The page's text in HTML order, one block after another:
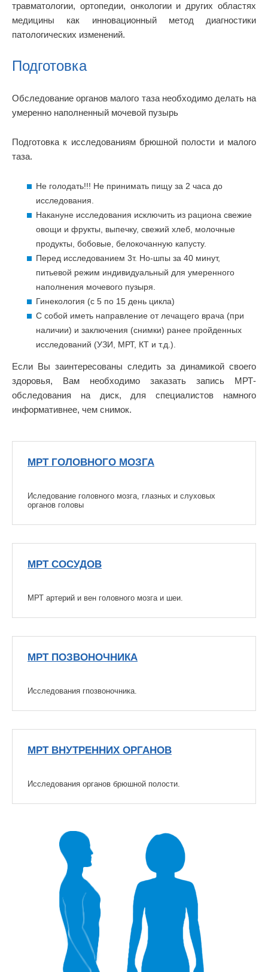
травматологии, ортопедии, онкологии и других областях
медицины как инновационный метод диагностики
патологических изменений.
Подготовка
Обследование органов малого таза необходимо делать на
умеренно наполненный мочевой пузырь
Подготовка к исследованиям брюшной полости и малого
таза.
Не голодать!!! Не принимать пищу за 2 часа до
исследования.
Накануне исследования исключить из рациона свежие
овощи и фрукты, выпечку, свежий хлеб, молочные
продукты, бобовые, белокочанную капусту.
Перед исследованием 3т. Но-шпы за 40 минут,
питьевой режим индивидуальный для умеренного
наполнения мочевого пузыря.
Гинекология (с 5 по 15 день цикла)
С собой иметь направление от лечащего врача (при
наличии) и заключения (снимки) ранее пройденных
исследований (УЗИ, МРТ, КТ и т.д.).
Если Вы заинтересованы следить за динамикой своего
здоровья, Вам необходимо заказать запись МРТ-
обследования на диск, для специалистов намного
информативнее, чем снимок.
МРТ ГОЛОВНОГО МОЗГА
Иследование головного мозга, глазных и слуховых
органов головы
МРТ СОСУДОВ
МРТ артерий и вен головного мозга и шеи.
МРТ ПОЗВОНОЧНИКА
Исследования гпозвоночника.
МРТ ВНУТРЕННИХ ОРГАНОВ
Исследования органов брюшной полости.